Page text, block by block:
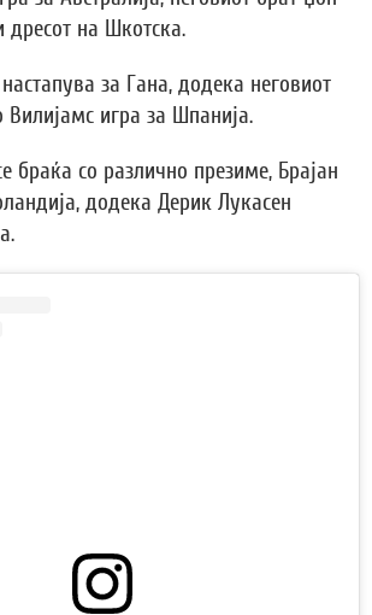
дресот на Шкотска.
за Гана, додека неговиот
игра за Шпанија.
браќа со различно презиме, Брајан
додека Дерик Лукасен